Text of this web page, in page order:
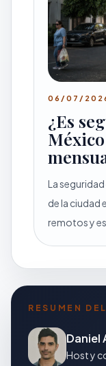
06/07/
¿Es
La
de la ciudad
remotos y
RESUMEN
Daniel
Host y